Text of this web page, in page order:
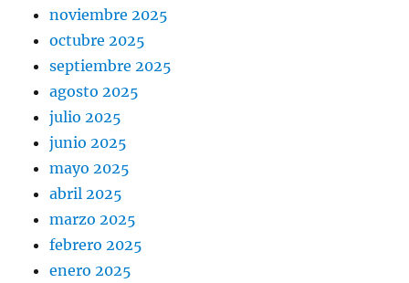
noviembre 2025
octubre 2025
septiembre 2025
agosto 2025
julio 2025
junio 2025
mayo 2025
abril 2025
marzo 2025
febrero 2025
enero 2025